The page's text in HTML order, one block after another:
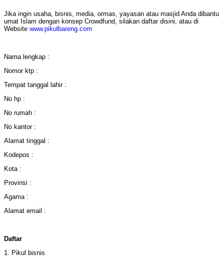
Jika ingin usaha, bisnis, media, ormas, yayasan atau masjid Anda dibantu
umat Islam dengan konsep Crowdfund, silakan daftar disini, atau di
Website www.pikulbareng.com
Nama lengkap :
Nomor ktp :
Tempat tanggal lahir :
No hp :
No rumah :
No kantor :
Alamat tinggal :
Kodepos :
Kota :
Provinsi :
Agama :
Alamat email :
Daftar
1. Pikul bisnis